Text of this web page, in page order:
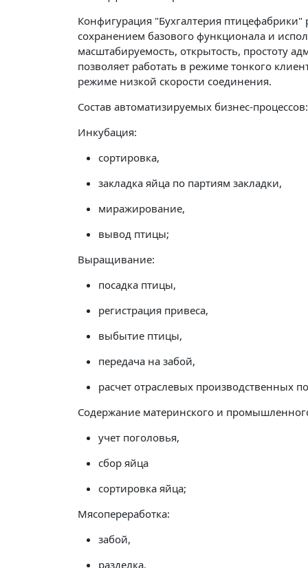
Конфигурация "Бухгалтерия птицефабрики"
сохранением базового функционала и
масштабируемость, открытость, простоту
позволяет работать в режиме тонкого
режиме низкой скорости соединения.
Состав автоматизируемых бизнес-процессов:
Инкубация:
сортировка,
закладка яйца по партиям закладки,
миражирование,
вывод птицы;
Выращивание:
посадка птицы,
регистрация привеса,
выбытие птицы,
передача на забой,
расчет отраслевых производственных
Содержание материнского и
учет поголовья,
сбор яйца
сортировка яйца;
Мясопереработка:
забой,
разделка,